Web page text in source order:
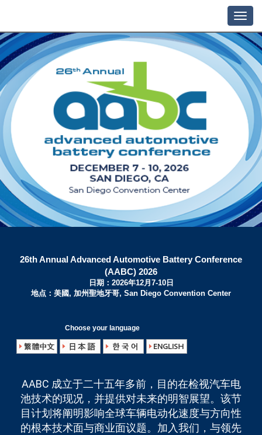
26th Annual Advanced Automotive Battery Conference
(AABC) 2026
日期：2026年12月7-10日
地点：美國, 加州聖地牙哥, San Diego Convention Center
Choose your language
AABC 成立于二十五年多前，目的在检视汽车电
池技术的现况，并提供对未来的明智展望。该节
目计划将阐明影响全球车辆电动化速度与方向性
的根本技术面与商业面议题。加入我们，与领先